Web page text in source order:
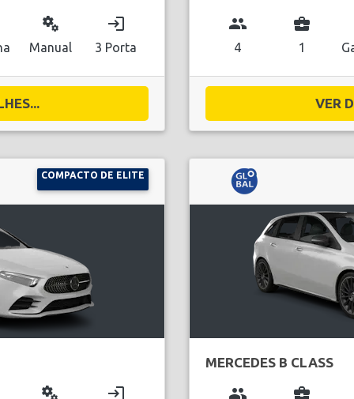
miscellaneous_services
Manual
login
3 Porta
group
4
business_center
1
VER
COMPACTO DE ELITE
miscellaneous_services login
MERCEDES B CLASS
group business_center